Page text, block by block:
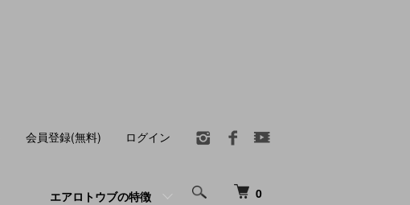
0
エアロトウブの特徴
会員登録(無料) ログイン